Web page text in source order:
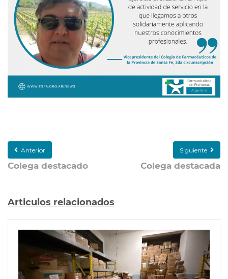
Anterior
Colega destacado
Siguiente
Colega destacada
Articulos relacionados